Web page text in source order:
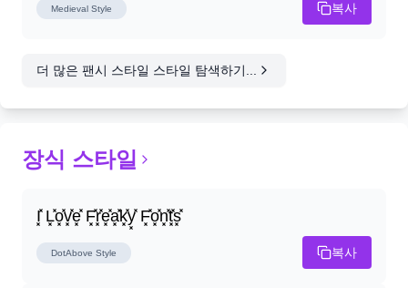
Medieval Style 복사
더 많은 팬시 스타일 스타일 탐색하기...
장식 스타일
I͓̽ L͓̽o͓̽v͓̽e͓̽ F͓̽r͓̽e͓̽a͓̽k͓̽y͓̽ F͓̽o͓̽n͓̽t͓̽s͓̽
DotAbove Style 복사